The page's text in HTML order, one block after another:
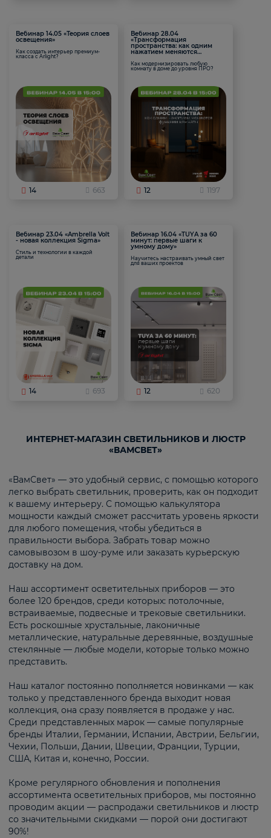
Вебинар 14.05 «Теория слоев
освещения»
Как создать интерьер премиум-
класса с Arlight?
14 663
Вебинар 28.04
«Трансформация
пространства: как одним
нажатием меняются
Как модернизировать любую
комнату в доме до уровня ПРО?
12 1197
Вебинар 23.04 «Ambrella Volt
- новая коллекция Sigma»
Стиль и технологии в каждой
детали
14 693
Вебинар 16.04 «TUYA за 60
минут: первые шаги к
умному дому»
Научитесь настраивать умный свет
для ваших проектов
12 620
ИНТЕРНЕТ-МАГАЗИН СВЕТИЛЬНИКОВ И ЛЮСТР
«ВАМСВЕТ»
«ВамСвет» — это удобный сервис, с помощью которого
легко выбрать светильник, проверить, как он подходит
к вашему интерьеру. С помощью калькулятора
мощности каждый сможет рассчитать уровень яркости
для любого помещения, чтобы убедиться в
правильности выбора. Забрать товар можно
самовывозом в шоу-руме или заказать курьерскую
доставку на дом.
Наш ассортимент осветительных приборов — это
более 120 брендов, среди которых: потолочные,
встраиваемые, подвесные и трековые светильники.
Есть роскошные хрустальные, лаконичные
металлические, натуральные деревянные, воздушные
стеклянные — любые модели, которые только можно
представить.
Наш каталог постоянно пополняется новинками — как
только у представленного бренда выходит новая
коллекция, она сразу появляется в продаже у нас.
Среди представленных марок — самые популярные
бренды Италии, Германии, Испании, Австрии, Бельгии,
Чехии, Польши, Дании, Швеции, Франции, Турции,
США, Китая и, конечно, России.
Кроме регулярного обновления и пополнения
ассортимента осветительных приборов, мы постоянно
проводим акции — распродажи светильников и люстр
со значительными скидками — порой они достигают
90%!